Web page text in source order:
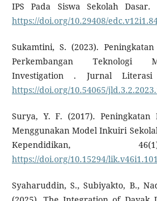
IPS Pada Siswa Sekolah Dasar.
https://doi.org/10.29408/
Sukamtini, S. (2023).
Perkembangan Teknologi
Investigation . Jurnal
https://doi.org/10.54065/
Surya, Y. F. (2017). Peningkatan
Menggunakan Model Inkuiri
Kependidikan,
https://doi.org/10.15294/
Syaharuddin, S., Subiyakto, B.,